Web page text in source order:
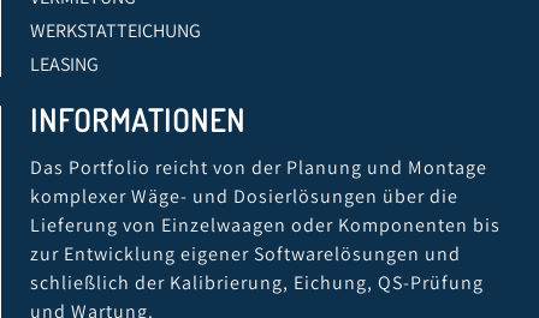
WERKSTATTEICHUNG
LEASING
INFORMATIONEN
Das Portfolio reicht von der Planung und Montage
komplexer Wäge- und Dosierlösungen über die
Lieferung von Einzelwaagen oder Komponenten bis
zur Entwicklung eigener Softwarelösungen und
schließlich der Kalibrierung, Eichung, QS-Prüfung
und Wartung.